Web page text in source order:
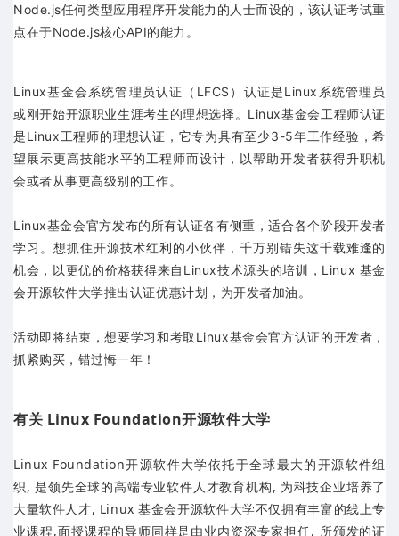
Node.js任何类型应用程序开发能力的人士而设的，该认证考试重
点在于Node.js核心API的能力。
Linux基金会系统管理员认证（LFCS）认证是Linux系统管理员
或刚开始开源职业生涯考生的理想选择。Linux基金会工程师认证
是Linux工程师的理想认证，它专为具有至少3-5年工作经验，希
望展示更高技能水平的工程师而设计，以帮助开发者获得升职机
会或者从事更高级别的工作。
Linux基金会官方发布的所有认证各有侧重，适合各个阶段开发者
学习。想抓住开源技术红利的小伙伴，千万别错失这千载难逢的
机会，以更优的价格获得来自Linux技术源头的培训，Linux 基金
会开源软件大学推出认证优惠计划，为开发者加油。
活动即将结束，想要学习和考取Linux基金会官方认证的开发者，
抓紧购买，错过悔一年！
有关 Linux Foundation开源软件大学
Linux Foundation开源软件大学依托于全球最大的开源软件组
织, 是领先全球的高端专业软件人才教育机构, 为科技企业培养了
大量软件人才, Linux 基金会开源软件大学不仅拥有丰富的线上专
业课程,面授课程的导师同样是由业内资深专家担任, 所颁发的证